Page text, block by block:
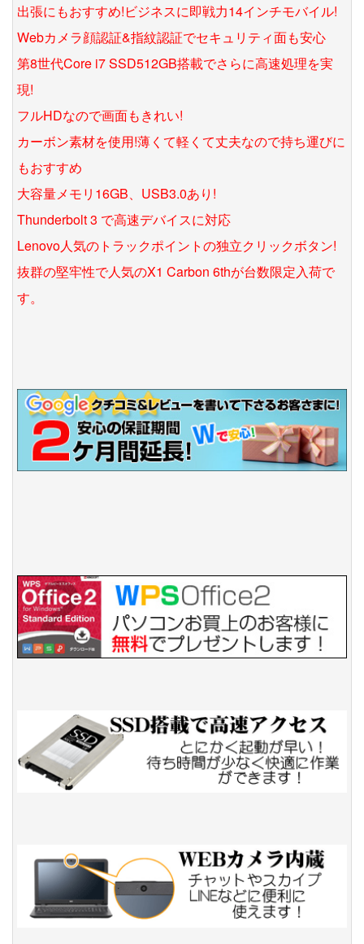
出張にもおすすめ!ビジネスに即戦力14インチモバイル!
Webカメラ顔認証&指紋認証でセキュリティ面も安心
第8世代Core i7 SSD512GB搭載でさらに高速処理を実
現!
フルHDなので画面もきれい!
カーボン素材を使用!薄くて軽くて丈夫なので持ち運びに
もおすすめ
大容量メモリ16GB、USB3.0あり!
Thunderbolt 3 で高速デバイスに対応
Lenovo人気のトラックポイントの独立クリックボタン!
抜群の堅牢性で人気のX1 Carbon 6thが台数限定入荷で
す。